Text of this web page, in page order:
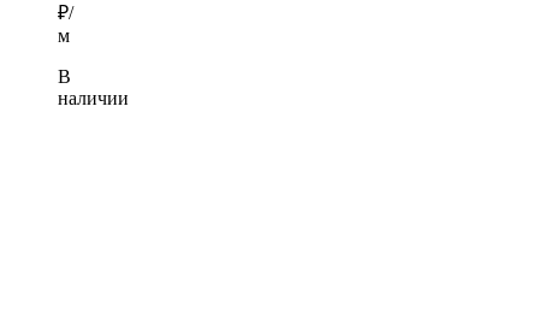
₽/
м
В
наличии